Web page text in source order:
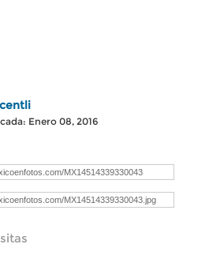
centli
Enero 08, 2016